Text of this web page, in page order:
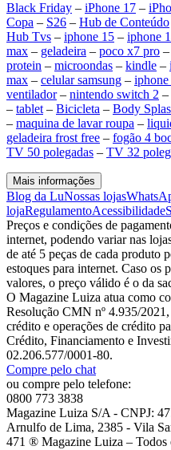
Black Friday – iPhone 17 –
Copa – S26 – Hub de Conteúdo
Hub Tvs – iphone 15 – iphone
max – geladeira – poco x7 pro –
protein – microondas – kindle –
max – celular samsung – iphone
ventilador– nintendo switch 2 –
– tablet– Bicicleta – Body
– maquina de lavar roupa –
geladeira frost free – fogão 4
TV 50 polegadas – TV 32
Mais informações
Blog da LuNossas lojas
lojaRegulamentoAcessibilidade
Preços e condições de
internet, podendo variar nas
de até 5 peças de cada produto
estoques para internet. Caso os
valores, o preço válido é o da
O Magazine Luiza atua como
Resolução CMN nº 4.935/
crédito e operações de crédito
Crédito, Financiamento e
02.206.577/0001-80.
Compre pelo chat
ou compre pelo telefone:
0800 773 3838
Magazine Luiza S/A - CNPJ:
Arnulfo de Lima, 2385 - Vila
471 ® Magazine Luiza – Todos